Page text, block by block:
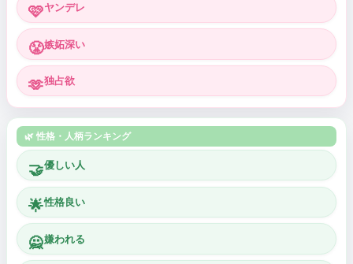
🩷ヤンデレ
😤嫉妬深い
🫶独占欲
🌿 性格・人柄ランキング
🤝優しい人
🌟性格良い
🙅嫌われる